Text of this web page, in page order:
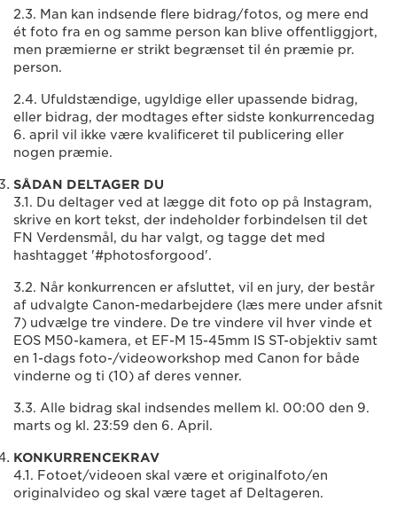
2.3. Man kan indsende flere bidrag/fotos, og mere end
ét foto fra en og samme person kan blive offentliggjort,
men præmierne er strikt begrænset til én præmie pr.
person.
2.4. Ufuldstændige, ugyldige eller upassende bidrag,
eller bidrag, der modtages efter sidste konkurrencedag
6. april vil ikke være kvalificeret til publicering eller
nogen præmie.
SÅDAN DELTAGER DU
3.1. Du deltager ved at lægge dit foto op på Instagram,
skrive en kort tekst, der indeholder forbindelsen til det
FN Verdensmål, du har valgt, og tagge det med
hashtagget '#photosforgood'.
3.2. Når konkurrencen er afsluttet, vil en jury, der består
af udvalgte Canon-medarbejdere (læs mere under afsnit
7) udvælge tre vindere. De tre vindere vil hver vinde et
EOS M50-kamera, et EF-M 15-45mm IS ST-objektiv samt
en 1-dags foto-/videoworkshop med Canon for både
vinderne og ti (10) af deres venner.
3.3. Alle bidrag skal indsendes mellem kl. 00:00 den 9.
marts og kl. 23:59 den 6. April.
KONKURRENCEKRAV
4.1. Fotoet/videoen skal være et originalfoto/en
originalvideo og skal være taget af Deltageren.